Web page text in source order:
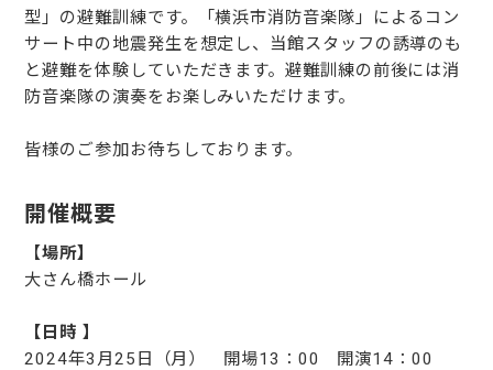
型」の避難訓練です。「横浜市消防音楽隊」によるコン
サート中の地震発生を想定し、当館スタッフの誘導のも
と避難を体験していただきます。避難訓練の前後には消
防音楽隊の演奏をお楽しみいただけます。
皆様のご参加お待ちしております。
開催概要
【場所】
大さん橋ホール
【日時 】
2024年3月25日（月） 開場13：00 開演14：00